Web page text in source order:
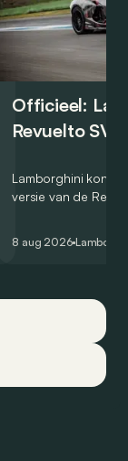
Officieel:
Revuelto SV
Lamborghini
versie van de
een record voor
8 aug 2026